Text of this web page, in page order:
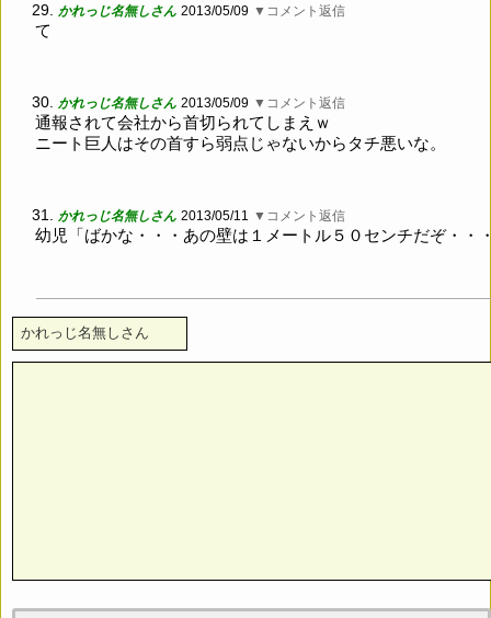
29. かれっじ名無しさん 2013/05/09 ▼コメント返信
て
30. かれっじ名無しさん 2013/05/09 ▼コメント返信
通報されて会社から首切られてしまえｗ
ニート巨人はその首すら弱点じゃないからタチ悪いな。
31. かれっじ名無しさん 2013/05/11 ▼コメント返信
幼児「ばかな・・・あの壁は１メートル５０センチだぞ・・